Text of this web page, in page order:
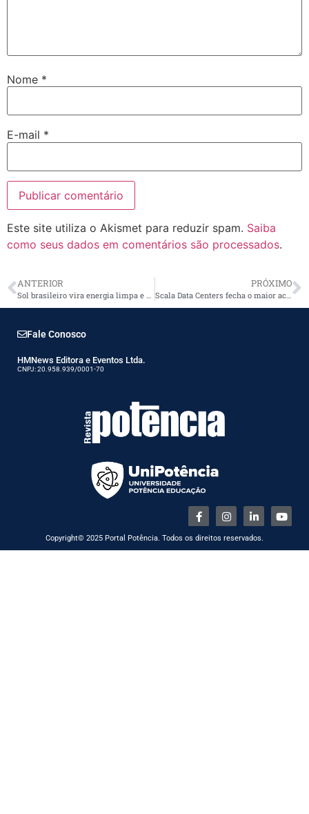
Nome *
E-mail *
Este site utiliza o Akismet para reduzir spam. Saiba
como seus dados em comentários são processados.
ANTERIOR PRÓXIMO
Scala Data Centers fecha o maior acordo de investimento imobiliário do setor de data centers no Brasil
Fale Conosco
HMNews Editora e Eventos Ltda.
CNPJ: 20.958.939/0001-70
Copyright© 2025 Portal Potência. Todos os direitos reservados.